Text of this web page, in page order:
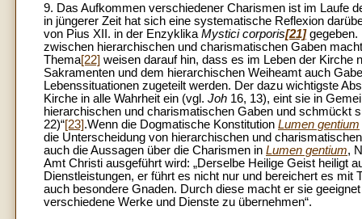
9. Das Aufkommen verschiedener Charismen ist im Laufe
in jüngerer Zeit hat sich eine systematische Reflexion
von Pius XII. in der Enzyklika Mystici corporis[21] gegeben.
zwischen hierarchischen und charismatischen Gaben
Thema[22] weisen darauf hin, dass es im Leben der Kirche
Sakramenten und dem hierarchischen Weiheamt auch
Lebenssituationen zugeteilt werden. Der dazu wichtigste
Kirche in alle Wahrheit ein (vgl. Joh 16, 13), eint sie in
hierarchischen und charismatischen Gaben und schmückt
22)“[23].Wenn die Dogmatische Konstitution Lumen gentium
die Unterscheidung von hierarchischen und
auch die Aussagen über die Charismen in Lumen gentium,
Amt Christi ausgeführt wird: „Derselbe Heilige Geist heiligt
Dienstleistungen, er führt es nicht nur und bereichert es
auch besondere Gnaden. Durch diese macht er sie
verschiedene Werke und Dienste zu übernehmen“.